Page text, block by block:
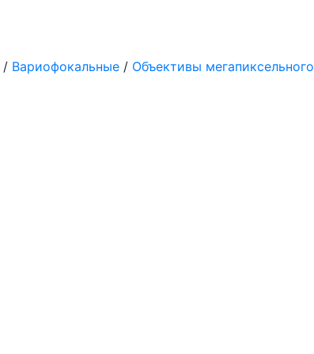
/ Вариофокальные / Объективы мегапиксельного